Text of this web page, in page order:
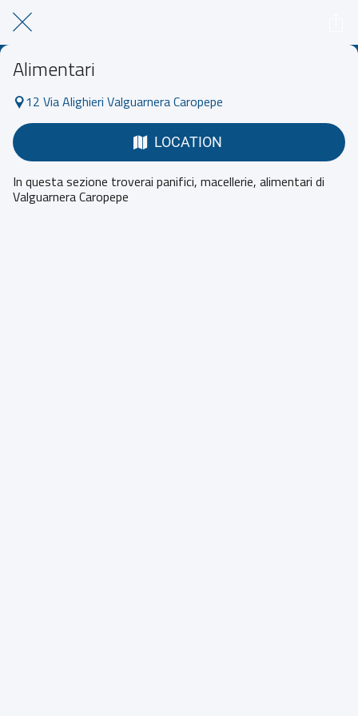
Alimentari
12 Via Alighieri Valguarnera Caropepe
LOCATION
In questa sezione troverai panifici, macellerie, alimentari di
Valguarnera Caropepe